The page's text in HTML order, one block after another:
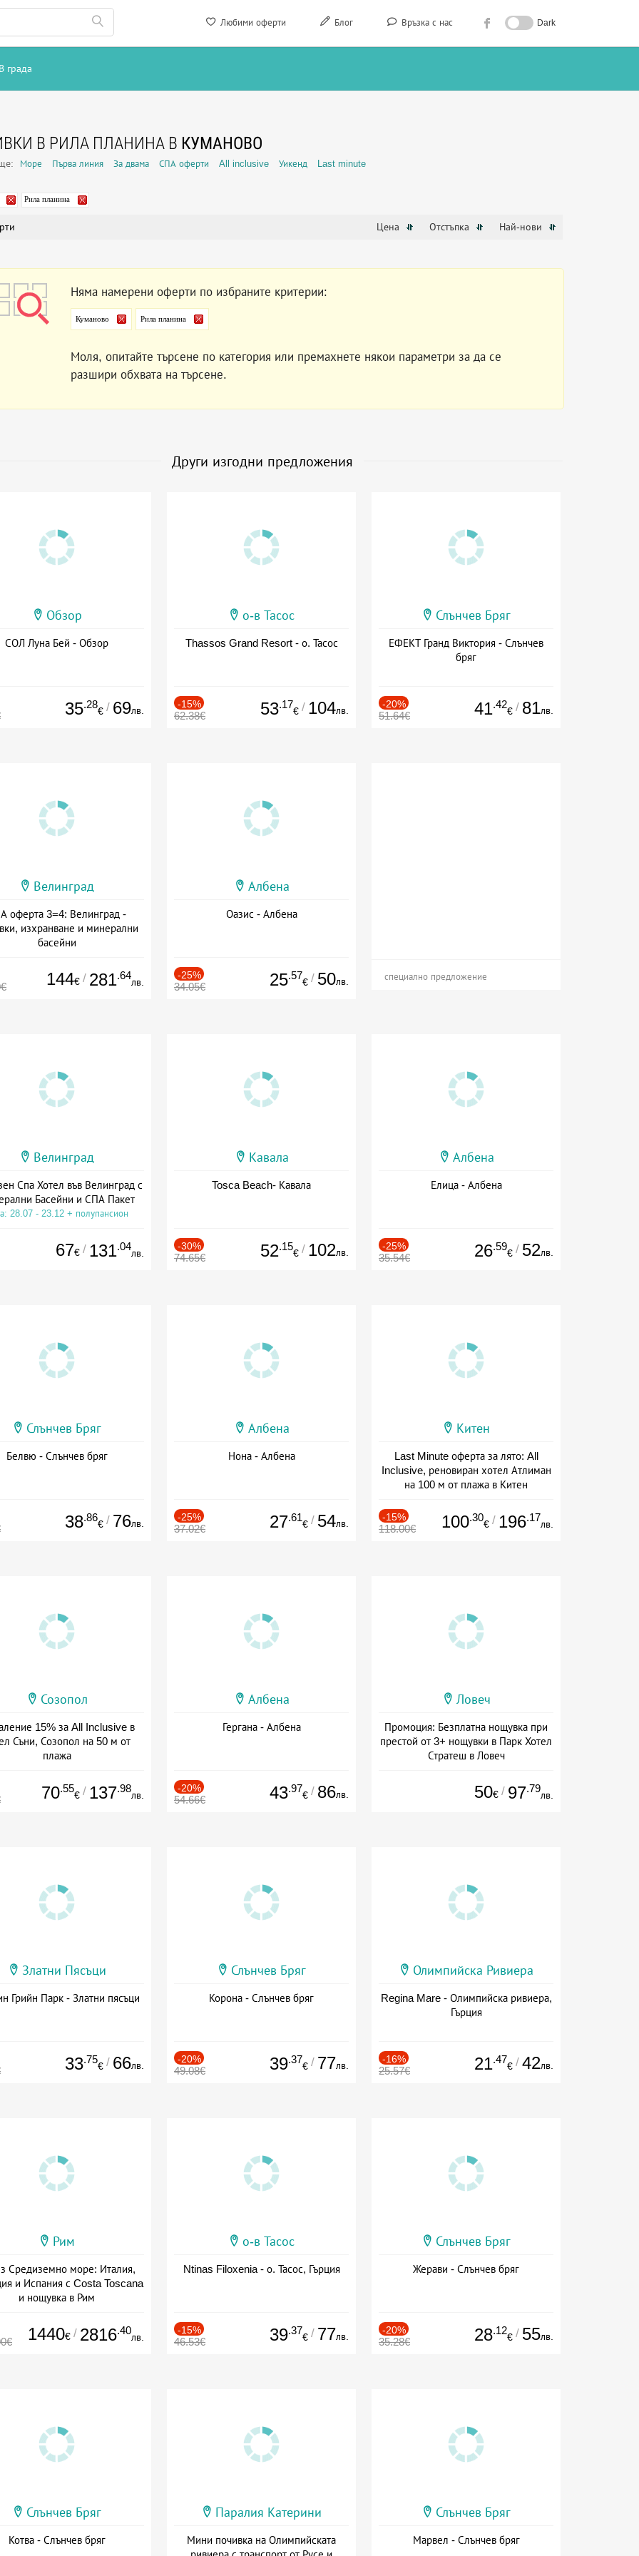
Любими оферти Блог Връзка с нас Dark
В града
В РИЛА ПЛАНИНА В КУМАНОВО
Море Първа линия За двама СПА оферти All inclusive Уикенд Last minute
Рила планина
Цена Отстъпка Най-нови
Няма намерени оферти по избраните критерии:
Куманово Рила планина
Моля, опитайте търсене по категория или премахнете някои параметри за да се
разшири обхвата на търсене.
Други изгодни предложения
Обзор
СОЛ Луна Бей - Обзор
35.28
€ / 69лв.
о-в Тасос
Thassos Grand Resort - о. Тасос
-15%
62.38€ 53.17
€ / 104лв.
Слънчев Бряг
ЕФЕКТ Гранд Виктория - Слънчев
бряг
-20%
51.64€ 41.42
€ / 81лв.
Велинград
оферта 3=4: Велинград -
изхранване и минерални
басейни
144€ / 281.64
лв.
Албена
Оазис - Албена
-25%
34.05€ 25.57
€ / 50лв. специално предложение
Велинград
Спа Хотел във Велинград с
Басейни и СПА Пакет
28.07 - 23.12 + полупансион
67€ / 131.04
лв.
Кавала
Tosca Beach- Кавала
-30%
74.65€ 52.15
€ / 102лв.
Албена
Елица - Албена
-25%
35.54€ 26.59
€ / 52лв.
Слънчев Бряг
Белвю - Слънчев бряг
38.86
€ / 76лв.
Албена
Нона - Албена
-25%
37.02€ 27.61
€ / 54лв.
Китен
Last Minute оферта за лято: All
Inclusive, реновиран хотел Атлиман
на 100 м от плажа в Китен
-15%
118.00€ 100.30
€ / 196.17
лв.
Созопол
15% за All Inclusive в
Съни, Созопол на 50 м от
плажа
70.55
€ / 137.98
лв.
Албена
Гергана - Албена
-20%
54.66€ 43.97
€ / 86лв.
Ловеч
Промоция: Безплатна нощувка при
престой от 3+ нощувки в Парк Хотел
Стратеш в Ловеч
50€ / 97.79
лв.
Златни Пясъци
Грийн Парк - Златни пясъци
33.75
€ / 66лв.
Слънчев Бряг
Корона - Слънчев бряг
-20%
49.08€ 39.37
€ / 77лв.
Олимпийска Ривиера
Regina Mare - Олимпийска ривиера,
Гърция
-16%
25.57€ 21.47
€ / 42лв.
Рим
Средиземно море: Италия,
и Испания с Costa Toscana
и нощувка в Рим
1440€ / 2816.40
лв.
о-в Тасос
Ntinas Filoxenia - о. Тасос, Гърция
-15%
46.53€ 39.37
€ / 77лв.
Слънчев Бряг
Жерави - Слънчев бряг
-20%
35.28€ 28.12
€ / 55лв.
Слънчев Бряг
Котва - Слънчев бряг
Паралия Катерини
Мини почивка на Олимпийската
Слънчев Бряг
Марвел - Слънчев бряг